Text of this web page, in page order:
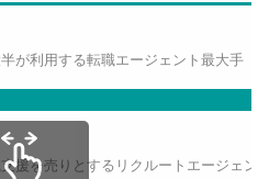
が利用する転職エージェント最大手
援を売りとするリクルートエージェン